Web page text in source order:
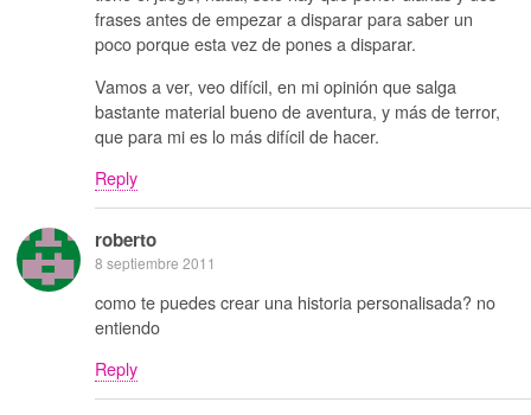
frases antes de empezar a disparar para saber un
poco porque esta vez de pones a disparar.
Vamos a ver, veo difícil, en mi opinión que salga
bastante material bueno de aventura, y más de terror,
que para mi es lo más difícil de hacer.
Reply
roberto
8 septiembre 2011
como te puedes crear una historia personalisada? no
entiendo
Reply